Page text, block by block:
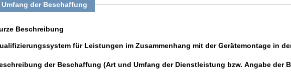
Umfang der Beschaffung
Beschreibung
für Leistungen im Zusammenhang mit der Gerätemontage in
der Beschaffung (Art und Umfang der Dienstleistung bzw. Angabe der